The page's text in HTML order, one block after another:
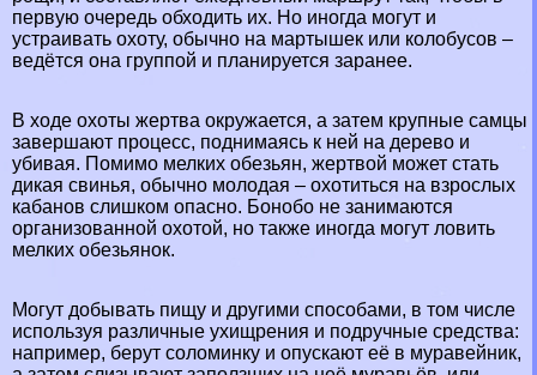
первую очередь обходить их. Но иногда могут и
устраивать охоту, обычно на мартышек или колобусов –
ведётся она группой и планируется заранее.
В ходе охоты жертва окружается, а затем крупные самцы
завершают процесс, поднимаясь к ней на дерево и
убивая. Помимо мелких обезьян, жертвой может стать
дикая свинья, обычно молодая – охотиться на взрослых
кабанов слишком опасно. Бонобо не занимаются
организованной охотой, но также иногда могут ловить
мелких обезьянок.
Могут добывать пищу и другими способами, в том числе
используя различные ухищрения и подручные средства:
например, берут соломинку и опускают её в муравейник,